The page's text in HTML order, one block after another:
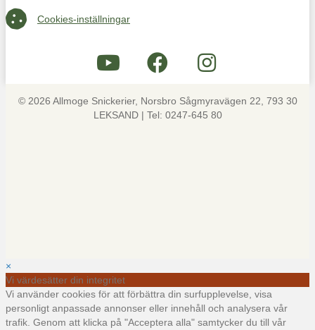
Cookies-inställningar
Cookies-inställningar
© 2026 Allmoge Snickerier, Norsbro Sågmyravägen 22, 793 30
LEKSAND | Tel: 0247-645 80
×
Vi värdesätter din integritet
Vi använder cookies för att förbättra din surfupplevelse, visa
personligt anpassade annonser eller innehåll och analysera vår
trafik. Genom att klicka på "Acceptera alla" samtycker du till vår